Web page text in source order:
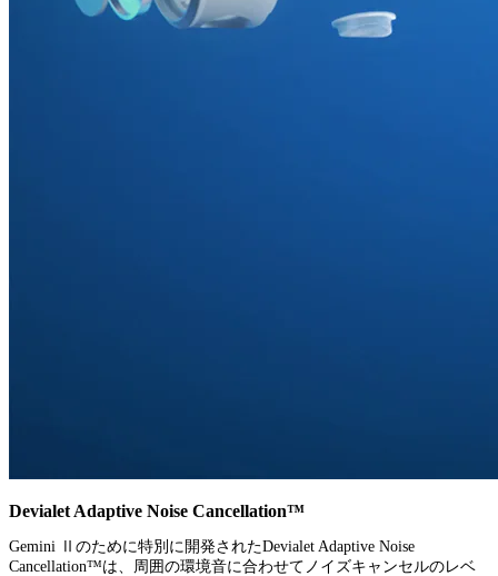
Devialet Adaptive Noise Cancellation™
Gemini Ⅱのために特別に開発されたDevialet Adaptive Noise
Cancellation™は、周囲の環境音に合わせてノイズキャンセルのレベ